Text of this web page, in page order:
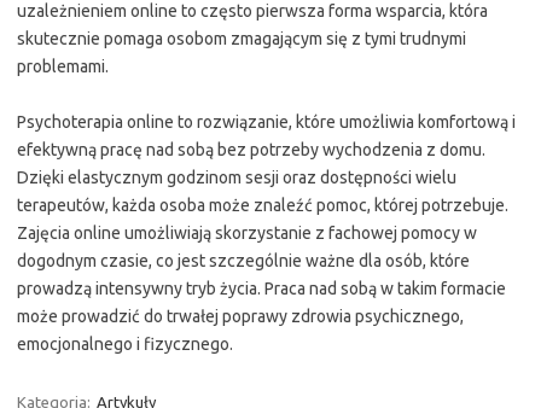
uzależnieniem online to często pierwsza forma wsparcia, która
skutecznie pomaga osobom zmagającym się z tymi trudnymi
problemami.
Psychoterapia online to rozwiązanie, które umożliwia komfortową i
efektywną pracę nad sobą bez potrzeby wychodzenia z domu.
Dzięki elastycznym godzinom sesji oraz dostępności wielu
terapeutów, każda osoba może znaleźć pomoc, której potrzebuje.
Zajęcia online umożliwiają skorzystanie z fachowej pomocy w
dogodnym czasie, co jest szczególnie ważne dla osób, które
prowadzą intensywny tryb życia. Praca nad sobą w takim formacie
może prowadzić do trwałej poprawy zdrowia psychicznego,
emocjonalnego i fizycznego.
Kategoria: Artykuły